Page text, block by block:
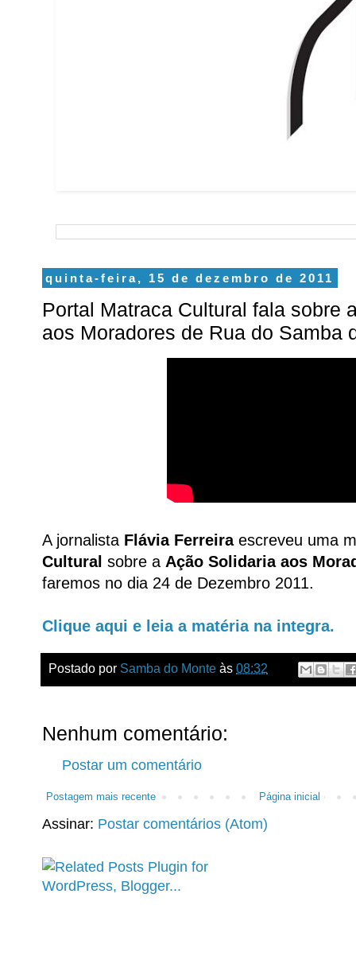
quinta-feira, 15 de dezembro de 2011
Portal Matraca Cultural fala sobre
aos Moradores de Rua do Samba
A jornalista Flávia Ferreiraescreveu uma
Cultural sobre a Ação Solidaria aos
faremos no dia 24 de Dezembro 2011.
Clique aqui e leia a matéria na integra.
Postado por Samba do Monte às 08:32
Nenhum comentário:
Postar um comentário
Postagem mais recente Página inicial
Assinar: Postar comentários (Atom)